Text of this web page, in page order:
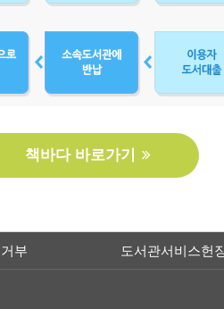
책바다 바로가기
부 도서관서비스헌